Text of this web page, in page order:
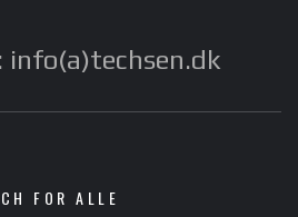
info(a)techsen.dk
FOR ALLE